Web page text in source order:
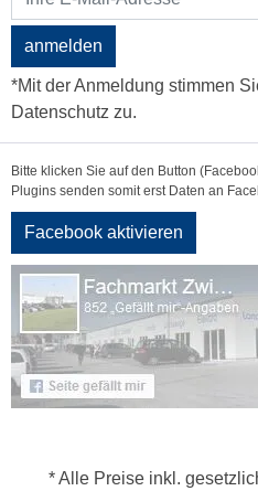
anmelden
*Mit der Anmeldung stimmen
Datenschutz zu.
Bitte klicken Sie auf den Button
Plugins senden somit erst Daten an
Facebook aktivieren
* Alle Preise inkl.